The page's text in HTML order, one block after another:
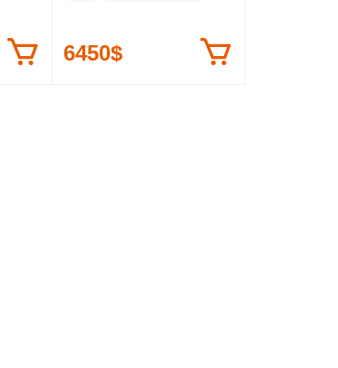
6450$